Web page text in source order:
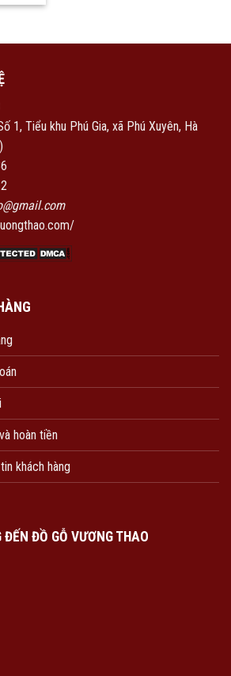
1, Tiểu khu Phú Gia, xã Phú Xuyên, Hà
hoàn tiền
khách hàng
ĐẾN ĐỒ GỖ VƯƠNG THAO